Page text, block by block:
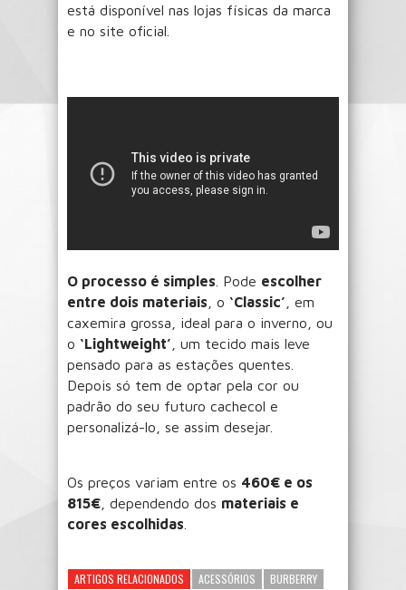
está disponível nas lojas físicas da marca
e no site oficial.
O processo é simples . Pode escolher
entre dois materiais , o ‘Classic’ , em
caxemira grossa, ideal para o inverno, ou
o ‘Lightweight’ , um tecido mais leve
pensado para as estações quentes.
Depois só tem de optar pela cor ou
padrão do seu futuro cachecol e
personalizá-lo, se assim desejar.
Os preços variam entre os 460€ e os
815€ , dependendo dos materiais e
cores escolhidas
ARTIGOS RELACIONADOS ACESSÓRIOS
BURBERRY